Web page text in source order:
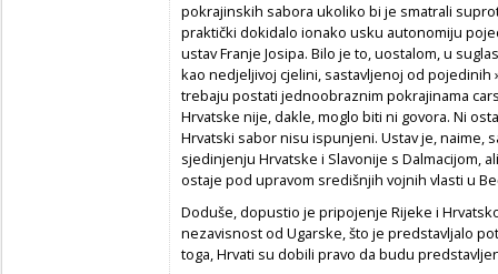
pokrajinskih sabora ukoliko bi je smatrali
praktički dokidalo ionako usku autonomiju
ustav Franje Josipa. Bilo je to, uostalom, u
kao nedjeljivoj cjelini, sastavljenoj od
trebaju postati jednoobraznim pokrajinama
Hrvatske nije, dakle, moglo biti ni govora. Ni
Hrvatski sabor nisu ispunjeni. Ustav je, naime,
sjedinjenju Hrvatske i Slavonije s Dalmacijom,
ostaje pod upravom središnjih vojnih vlasti u
Doduše, dopustio je pripojenje Rijeke i
nezavisnost od Ugarske, što je predstavljalo
toga, Hrvati su dobili pravo da budu